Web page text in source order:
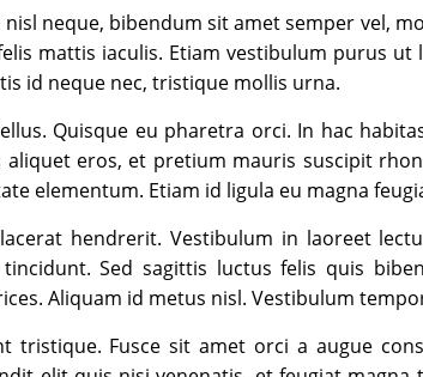
neque, bibendum sit amet semper vel,
mattis iaculis. Etiam vestibulum purus
id neque nec, tristique mollis urna.
Quisque eu pharetra orci. In hac
eros, et pretium mauris suscipit
elementum. Etiam id ligula eu magna
hendrerit. Vestibulum in laoreet
Sed sagittis luctus felis quis
Aliquam id metus nisl. Vestibulum
tristique. Fusce sit amet orci a augue